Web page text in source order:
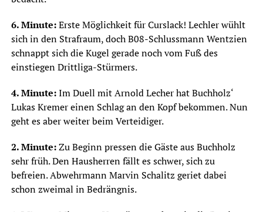
6. Minute:Erste Möglichkeit für Curslack! Lechler wühlt
sich in den Strafraum, doch B08-Schlussmann Wentzien
schnappt sich die Kugel gerade noch vom Fuß des
einstiegen Drittliga-Stürmers.
4. Minute:Im Duell mit Arnold Lecher hat Buchholz‘
Lukas Kremer einen Schlag an den Kopf bekommen. Nun
geht es aber weiter beim Verteidiger.
2. Minute:Zu Beginn pressen die Gäste aus Buchholz
sehr früh. Den Hausherren fällt es schwer, sich zu
befreien. Abwehrmann Marvin Schalitz geriet dabei
schon zweimal in Bedrängnis.